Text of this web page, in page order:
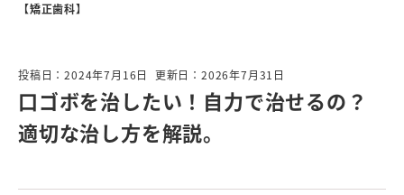
【矯正歯科】
投稿日：2024年7月16日 更新日：2026年7月31日
口ゴボを治したい！自力で治せるの？
適切な治し方を解説。